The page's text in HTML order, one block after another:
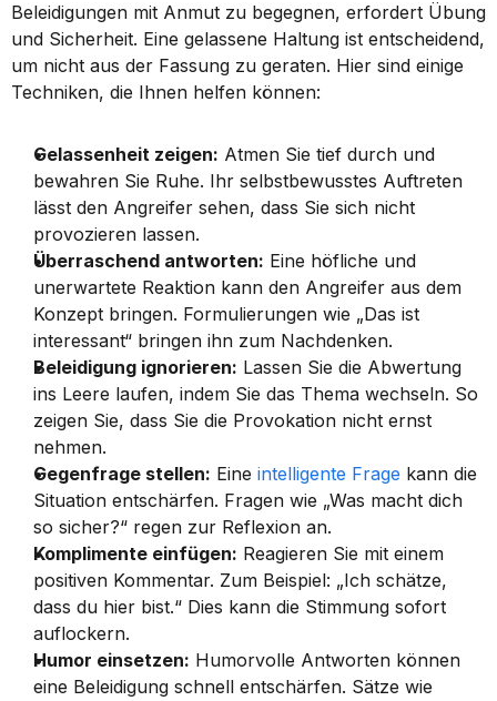
Beleidigungen mit Anmut zu begegnen, erfordert Übung
und Sicherheit. Eine gelassene Haltung ist entscheidend,
um nicht aus der Fassung zu geraten. Hier sind einige
Techniken, die Ihnen helfen können:
Gelassenheit zeigen: Atmen Sie tief durch und
bewahren Sie Ruhe. Ihr selbstbewusstes Auftreten
lässt den Angreifer sehen, dass Sie sich nicht
provozieren lassen.
Überraschend antworten: Eine höfliche und
unerwartete Reaktion kann den Angreifer aus dem
Konzept bringen. Formulierungen wie „Das ist
interessant“ bringen ihn zum Nachdenken.
Beleidigung ignorieren: Lassen Sie die Abwertung
ins Leere laufen, indem Sie das Thema wechseln. So
zeigen Sie, dass Sie die Provokation nicht ernst
nehmen.
Gegenfrage stellen: Eine intelligente Frage kann die
Situation entschärfen. Fragen wie „Was macht dich
so sicher?“ regen zur Reflexion an.
Komplimente einfügen: Reagieren Sie mit einem
positiven Kommentar. Zum Beispiel: „Ich schätze,
dass du hier bist.“ Dies kann die Stimmung sofort
auflockern.
Humor einsetzen: Humorvolle Antworten können
eine Beleidigung schnell entschärfen. Sätze wie